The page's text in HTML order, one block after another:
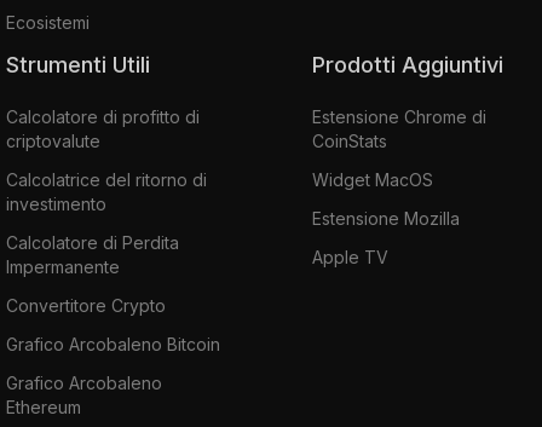
Ecosistemi
Strumenti Utili
Calcolatore di profitto di
criptovalute
Calcolatrice del ritorno di
investimento
Calcolatore di Perdita
Impermanente
Convertitore Crypto
Grafico Arcobaleno Bitcoin
Grafico Arcobaleno
Ethereum
Prodotti Aggiuntivi
Estensione Chrome di
CoinStats
Widget MacOS
Estensione Mozilla
Apple TV